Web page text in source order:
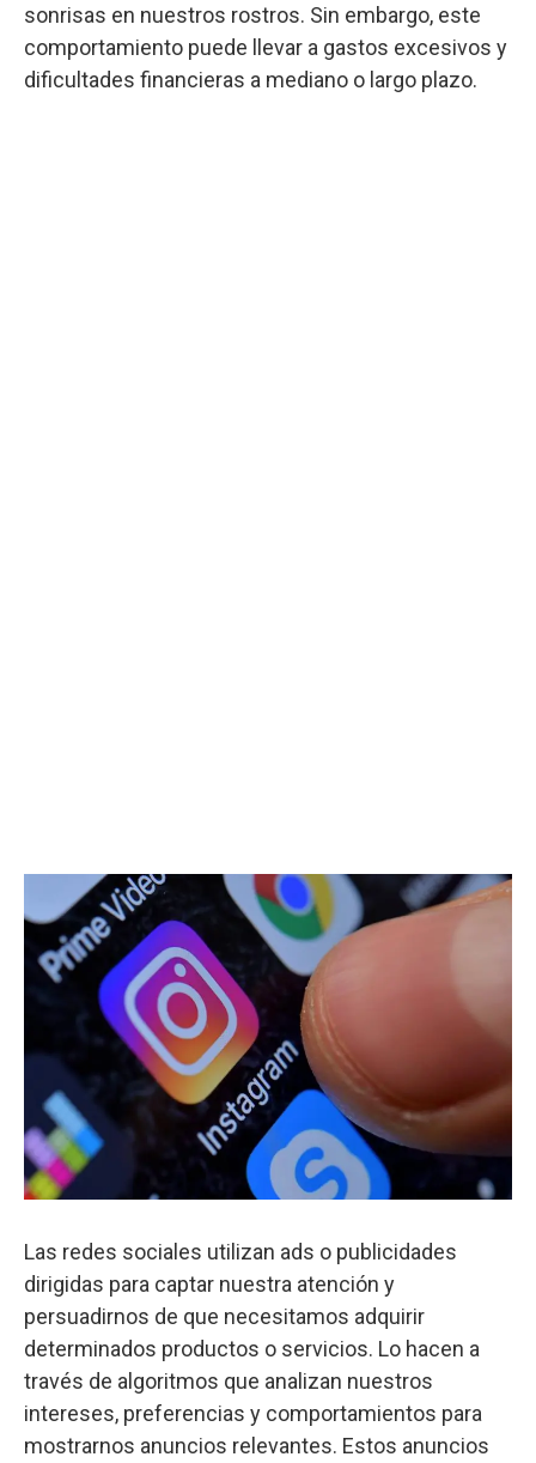
sonrisas en nuestros rostros. Sin embargo, este
comportamiento puede llevar a gastos excesivos y
dificultades financieras a mediano o largo plazo.
Las redes sociales utilizan ads o publicidades
dirigidas para captar nuestra atención y
persuadirnos de que necesitamos adquirir
determinados productos o servicios. Lo hacen a
través de algoritmos que analizan nuestros
intereses, preferencias y comportamientos para
mostrarnos anuncios relevantes. Estos anuncios